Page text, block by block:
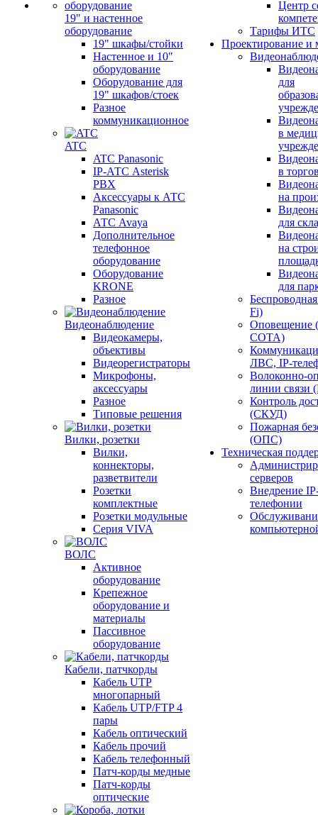
19" и настенное
оборудование
19" шкафы/стойки
Настенное и 10"
оборудование
Оборудование для
19" шкафов/стоек
Разное
коммуникационное
ATC
ATC Panasonic
IP-АТС Asterisk
PBX
Аксессуары к АТС
Panasonic
АТС Avaya
Дополнительное
телефонное
оборудование
Оборудование
KRONE
Разное
Видеонаблюдение
Видеокамеры,
объективы
Видеорегистраторы
Микрофоны,
аксессуары
Разное
Типовые решения
Вилки, розетки
Вилки,
коннекторы,
разветвители
Розетки
комплектные
Розетки модульные
Серия VIVA
ВОЛС
Активное
оборудование
Крепежное
оборудование и
материалы
Пассивное
оборудование
Кабели, патчкорды
Кабель UTP
многопарный
Кабель UTP/FTP 4
пары
Кабель оптический
Кабель прочий
Кабель телефонный
Патч-корды медные
Патч-корды
оптические
Центр
Тарифы ИТС
Проектирование и
для
в
в
на
для
на
для
Fi)
СОТА)
ЛВС, IP-
Волоконно-
линии
Контроль
(СКУД)
Пожарная
(ОПС)
Техническая
серверов
Внедрение
телефонии